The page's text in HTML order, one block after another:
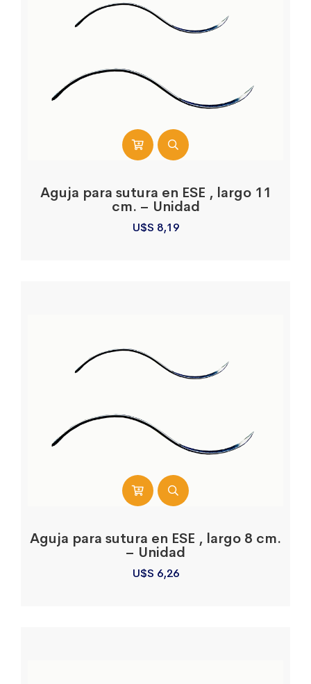
Aguja para sutura en ESE , largo 11
cm. – Unidad
U$S 8,19
Aguja para sutura en ESE , largo 8 cm.
– Unidad
U$S 6,26